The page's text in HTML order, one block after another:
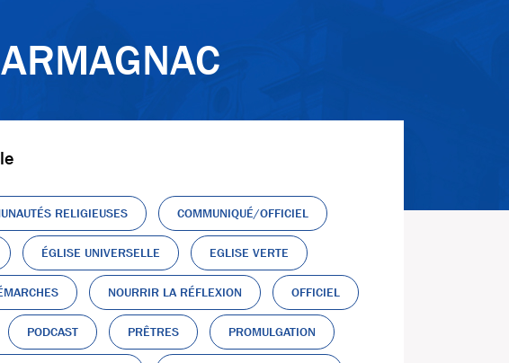
RELIGIEUSES COMMUNIQUÉ/OFFICIEL
ÉGLISE UNIVERSELLE EGLISE VERTE
NOURRIR LA RÉFLEXION OFFICIEL
PODCAST PRÊTRES PROMULGATION